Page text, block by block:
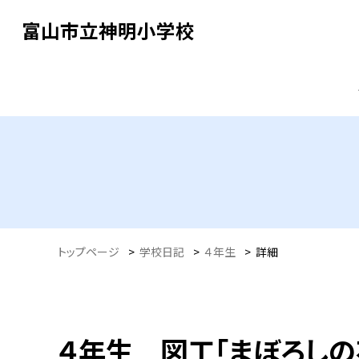
富山市立神明小学校
トップページ > 学校日記 > ４年生 > 詳細
４年生 図工「まぼろしの